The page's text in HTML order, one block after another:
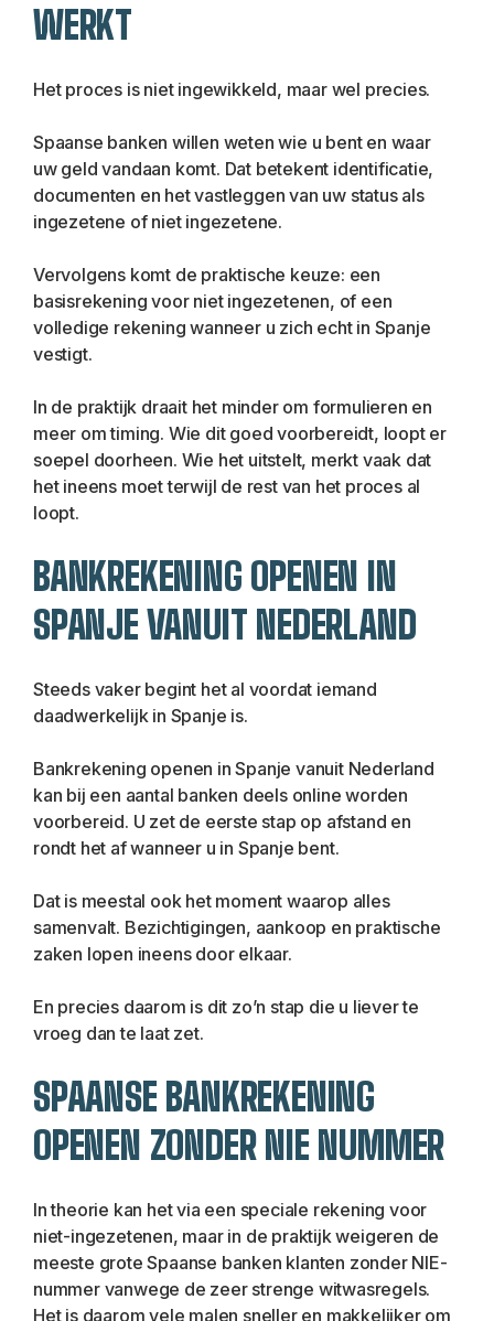
WERKT
Het proces is niet ingewikkeld, maar wel precies.
Spaanse banken willen weten wie u bent en waar
uw geld vandaan komt. Dat betekent identificatie,
documenten en het vastleggen van uw status als
ingezetene of niet ingezetene.
Vervolgens komt de praktische keuze: een
basisrekening voor niet ingezetenen, of een
volledige rekening wanneer u zich echt in Spanje
vestigt.
In de praktijk draait het minder om formulieren en
meer om timing. Wie dit goed voorbereidt, loopt er
soepel doorheen. Wie het uitstelt, merkt vaak dat
het ineens moet terwijl de rest van het proces al
loopt.
BANKREKENING OPENEN IN
SPANJE VANUIT NEDERLAND
Steeds vaker begint het al voordat iemand
daadwerkelijk in Spanje is.
Bankrekening openen in Spanje vanuit Nederland
kan bij een aantal banken deels online worden
voorbereid. U zet de eerste stap op afstand en
rondt het af wanneer u in Spanje bent.
Dat is meestal ook het moment waarop alles
samenvalt. Bezichtigingen, aankoop en praktische
zaken lopen ineens door elkaar.
En precies daarom is dit zo’n stap die u liever te
vroeg dan te laat zet.
SPAANSE BANKREKENING
OPENEN ZONDER NIE NUMMER
In theorie kan het via een speciale rekening voor
niet-ingezetenen, maar in de praktijk weigeren de
meeste grote Spaanse banken klanten zonder NIE-
nummer vanwege de zeer strenge witwasregels.
Het is daarom vele malen sneller en makkelijker om